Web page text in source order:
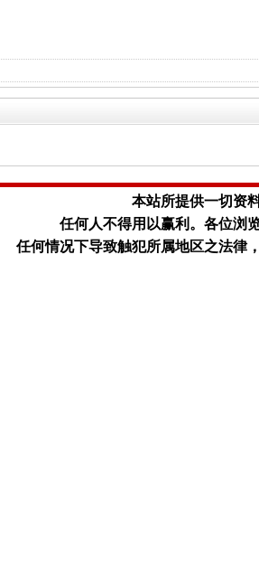
本站所提供一切资
任何人不得用以赢利。 各位浏
任何情况下导致触犯所属地区之法律